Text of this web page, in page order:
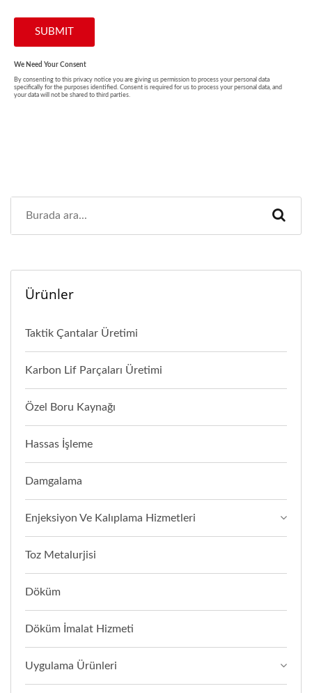
Ürünler
Taktik Çantalar Üretimi
Karbon Lif Parçaları Üretimi
Özel Boru Kaynağı
Hassas İşleme
Damgalama
Enjeksiyon Ve Kalıplama Hizmetleri
Toz Metalurjisi
Döküm
Döküm İmalat Hizmeti
Uygulama Ürünleri